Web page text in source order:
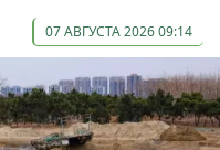
07 АВГУСТА 2026 09:14